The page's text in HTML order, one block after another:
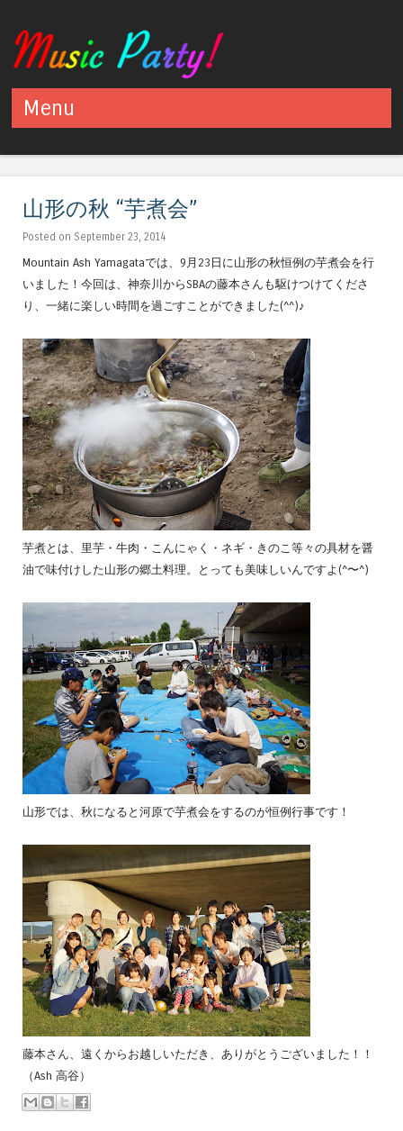
Menu
山形の秋 “芋煮会”
Posted on September 23, 2014
Mountain Ash Yamagataでは、9月23日に山形の秋恒例の芋煮会を行
いました！今回は、神奈川からSBAの藤本さんも駆けつけてくださ
り、一緒に楽しい時間を過ごすことができました(^^)♪
芋煮とは、里芋・牛肉・こんにゃく・ネギ・きのこ等々の具材を醤
油で味付けした山形の郷土料理。とっても美味しいんですよ(^〜^)
山形では、秋になると河原で芋煮会をするのが恒例行事です！
藤本さん、遠くからお越しいただき、ありがとうございました！！
（Ash 高谷）